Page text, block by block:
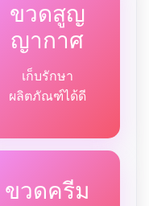
ขวดสูญ
ญากาศ
เก็บรักษา
ผลิตภัณฑ์ได้ดี
ขวดครีม